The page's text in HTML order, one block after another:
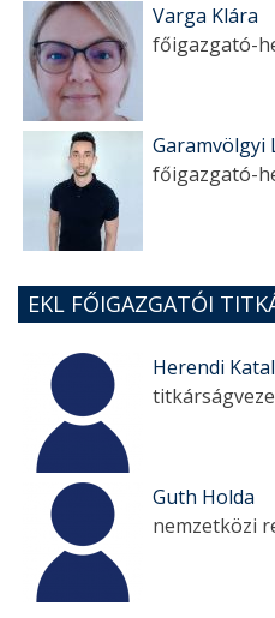
Varga Klára
főigazgató-
Garamvölgyi
főigazgató-
EKL FŐIGAZGATÓI
Herendi
Guth Holda
nemzetközi